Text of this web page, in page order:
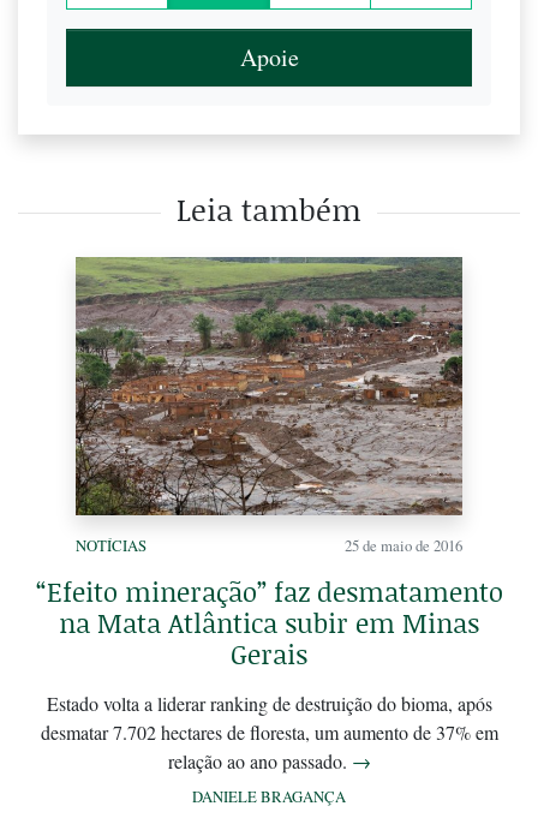
Apoie
Leia também
NOTÍCIAS 25 de maio de 2016
“Efeito mineração” faz desmatamento
na Mata Atlântica subir em Minas
Gerais
Estado volta a liderar ranking de destruição do bioma, após
desmatar 7.702 hectares de floresta, um aumento de 37% em
relação ao ano passado. →
DANIELE BRAGANÇA